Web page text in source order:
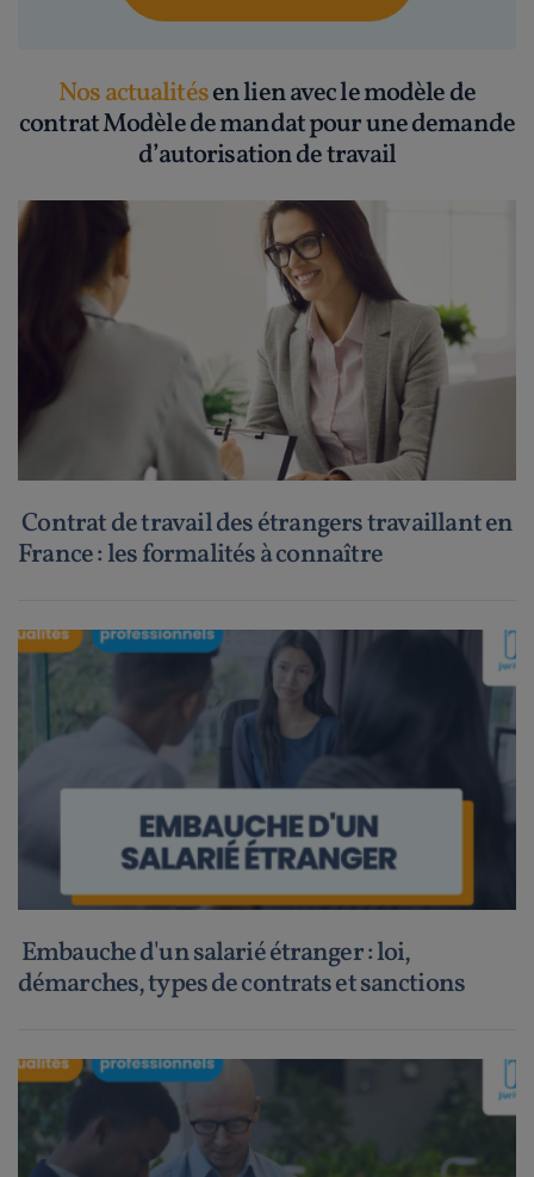
Nos actualitésen lien avec le modèle de
contrat Modèle de mandat pour une demande
d’autorisation de travail
Contrat de travail des étrangers travaillant en
France : les formalités à connaître
Embauche d'un salarié étranger : loi,
démarches, types de contrats et sanctions